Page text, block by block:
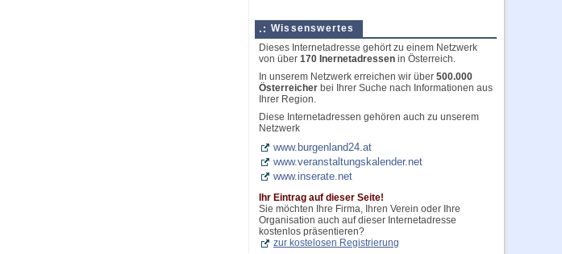
Wissenswertes
Dieses Internetadresse gehört zu einem Netzwerk
von über 170 Inernetadressen in Österreich.
In unserem Netzwerk erreichen wir über 500.000
Österreicher bei Ihrer Suche nach Informationen aus
Ihrer Region.
Diese Internetadressen gehören auch zu unserem
Netzwerk
www.burgenland24.at
www.veranstaltungskalender.net
www.inserate.net
Ihr Eintrag auf dieser Seite!
Sie möchten Ihre Firma, Ihren Verein oder Ihre
Organisation auch auf dieser Internetadresse
kostenlos präsentieren?
zur kostelosen Registrierung